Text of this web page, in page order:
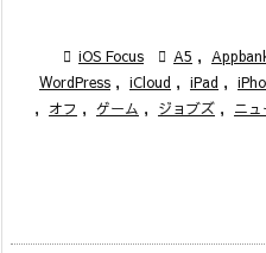
 iOS Focus  A5 ,
WordPress , iCloud , iPad ,
,
オフ , ゲーム , ジョブズ , ニュ